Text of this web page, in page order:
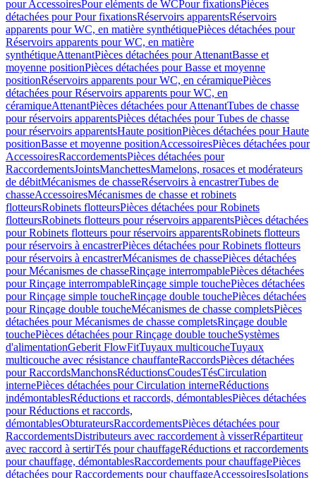
pour AccessoiresPour eléments de WCPour fixationsPièces
détachées pour Pour fixationsRéservoirs apparentsRéservoirs
apparents pour WC, en matière synthétiquePièces détachées pour
Réservoirs apparents pour WC, en matière
synthétiqueAttenantPièces détachées pour AttenantBasse et
moyenne positionPièces détachées pour Basse et moyenne
positionRéservoirs apparents pour WC, en céramiquePièces
détachées pour Réservoirs apparents pour WC, en
céramiqueAttenantPièces détachées pour AttenantTubes de chasse
pour réservoirs apparentsPièces détachées pour Tubes de chasse
pour réservoirs apparentsHaute positionPièces détachées pour Haute
positionBasse et moyenne positionAccessoiresPièces détachées pour
AccessoiresRaccordementsPièces détachées pour
RaccordementsJointsManchettesMamelons, rosaces et modérateurs
de débitMécanismes de chasseRéservoirs à encastrerTubes de
chasseAccessoiresMécanismes de chasse et robinets
flotteursRobinets flotteursPièces détachées pour Robinets
flotteursRobinets flotteurs pour réservoirs apparentsPièces détachées
pour Robinets flotteurs pour réservoirs apparentsRobinets flotteurs
pour réservoirs à encastrerPièces détachées pour Robinets flotteurs
pour réservoirs à encastrerMécanismes de chassePièces détachées
pour Mécanismes de chasseRinçage interrompablePièces détachées
pour Rinçage interrompableRinçage simple touchePièces détachées
pour Rinçage simple toucheRinçage double touchePièces détachées
pour Rinçage double toucheMécanismes de chasse completsPièces
détachées pour Mécanismes de chasse completsRinçage double
touchePièces détachées pour Rinçage double toucheSystèmes
d'alimentationGeberit FlowFitTuyaux multicoucheTuyaux
multicouche avec résistance chauffanteRaccordsPièces détachées
pour RaccordsManchonsRéductionsCoudesTésCirculation
internePièces détachées pour Circulation interneRéductions
indémontablesRéductions et raccords, démontablesPièces détachées
pour Réductions et raccords,
démontablesObturateursRaccordementsPièces détachées pour
RaccordementsDistributeurs avec raccordement à visserRépartiteur
avec raccord à sertirTés pour chauffageRéductions et raccordements
pour chauffage, démontablesRaccordements pour chauffagePièces
détachées pour Raccordements pour chauffageAccessoiresIsolations